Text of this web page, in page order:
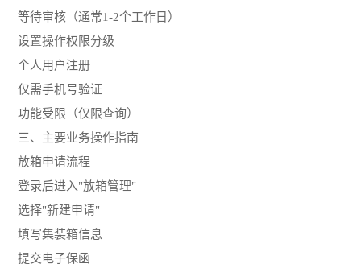
等待审核（通常1-2个工作日）
设置操作权限分级
个人用户注册
仅需手机号验证
功能受限（仅限查询）
三、主要业务操作指南
放箱申请流程
登录后进入"放箱管理"
选择"新建申请"
填写集装箱信息
提交电子保函